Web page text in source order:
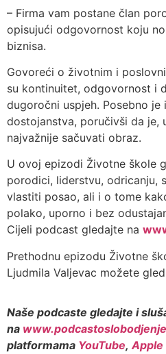
– Firma vam postane član
opisujući odgovornost koju
biznisa.
Govoreći o životnim i
su kontinuitet, odgovornost i
dugoročni uspjeh. Posebno
dostojanstva, poručivši da je,
najvažnije sačuvati obraz.
U ovoj epizodi Životne škole
porodici, liderstvu, odricanju,
vlastiti posao, ali i o tome
polako, uporno i bez
Cijeli podcast gledajte na
Prethodnu epizodu Životne
Ljudmila Valjevac možete
Naše podcaste gledajte i
na
platformama YouTube,Apple